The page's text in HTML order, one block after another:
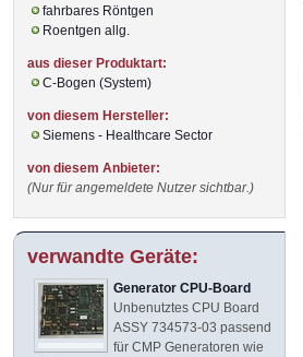
fahrbares Röntgen
Roentgen allg.
aus dieser Produktart:
C-Bogen (System)
von diesem Hersteller:
Siemens - Healthcare Sector
von diesem Anbieter:
(Nur für angemeldete Nutzer sichtbar.)
verwandte Geräte:
Generator CPU-Board
Unbenutztes CPU Board
ASSY 734573-03 passend
für CMP Generatoren wie